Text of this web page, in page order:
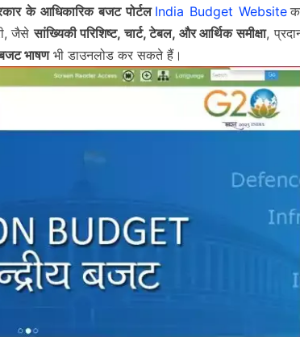
के आधिकारिक बजट पोर्टल India Budget Website
जैसेसांख्यिकी परिशिष्ट, चार्ट, टेबल, और आर्थिक समीक्षा,
भाषणभी डाउनलोड कर सकते हैं।